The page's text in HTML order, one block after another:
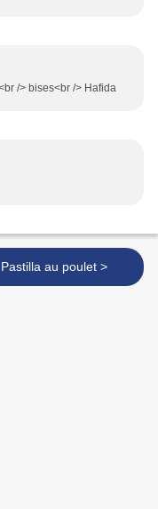
/> bises<br /> Hafida
Pastilla au poulet >